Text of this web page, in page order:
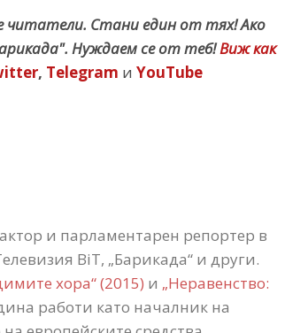
читатели. Стани един от тях! Ако
Нуждаем се от теб!Виж как
, Telegram и YouTube
и парламентарен репортер в
BiT, „Барикада“ и други.
хора“ (2015) и „Неравенство:
работи като началник на